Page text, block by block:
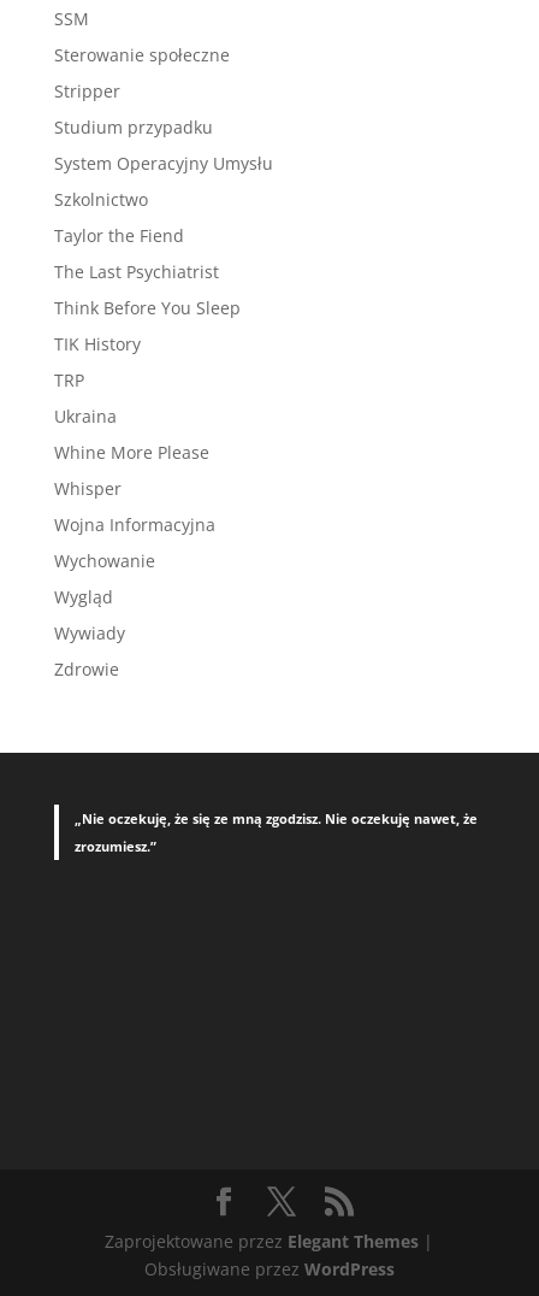
SSM
Sterowanie społeczne
Stripper
Studium przypadku
System Operacyjny Umysłu
Szkolnictwo
Taylor the Fiend
The Last Psychiatrist
Think Before You Sleep
TIK History
TRP
Ukraina
Whine More Please
Whisper
Wojna Informacyjna
Wychowanie
Wygląd
Wywiady
Zdrowie
„Nie oczekuję, że się ze mną zgodzisz. Nie oczekuję nawet, że
zrozumiesz.”
Zaprojektowane przez Elegant Themes |
Obsługiwane przez WordPress